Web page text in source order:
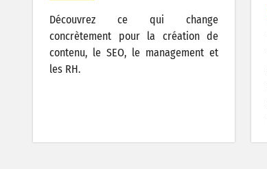
Découvrez ce qui change
concrètement pour la création de
contenu, le SEO, le management et
les RH.